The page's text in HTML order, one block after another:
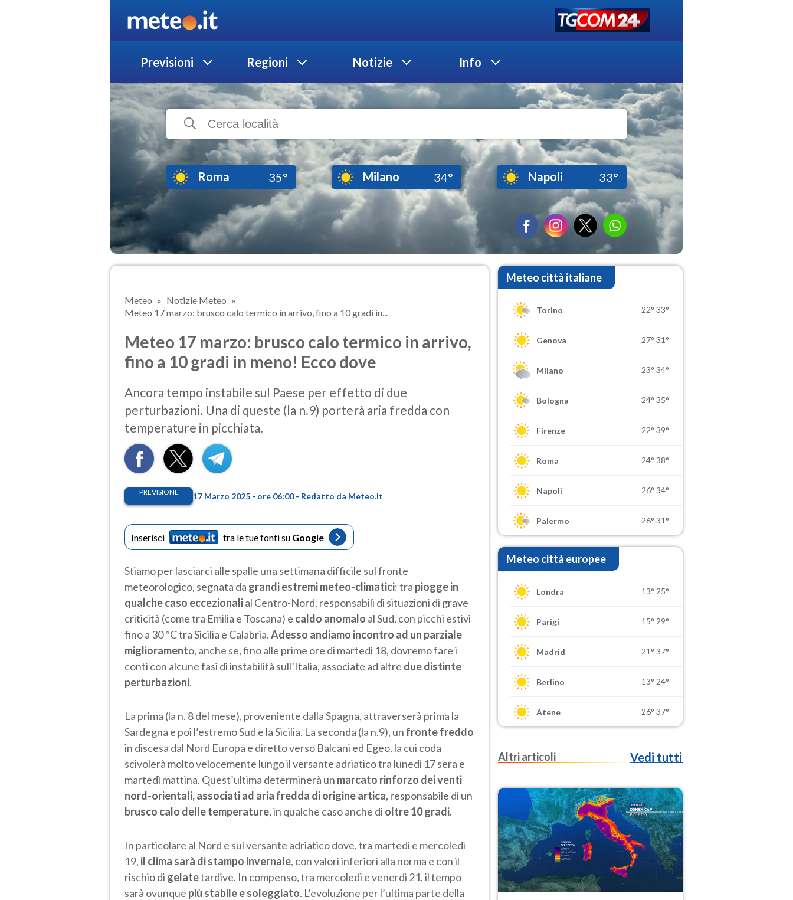
Previsioni Regioni Notizie Info
Roma 35° Milano 34° Napoli 33°
Meteo
Notizie Meteo
Meteo 17 marzo: brusco calo termico in arrivo, fino a 10 gradi in...
Meteo 17 marzo: brusco calo termico in arrivo,
fino a 10 gradi in meno! Ecco dove
Ancora tempo instabile sul Paese per effetto di due
perturbazioni. Una di queste (la n.9) porterà aria fredda con
temperature in picchiata.
PREVISIONE 17 Marzo 2025 - ore 06:00 - Redatto da Meteo.it
Inserisci tra le tue fonti su Google
Stiamo per lasciarci alle spalle una settimana difficile sul fronte
meteorologico, segnata da grandi estremi meteo-climatici: tra piogge in
qualche caso eccezionalial Centro-Nord, responsabili di situazioni di grave
criticità (come tra Emilia e Toscana) e caldo anomalo al Sud, con picchi estivi
fino a 30 °C tra Sicilia e Calabria.Adesso andiamo incontro ad un parziale
miglioramento, anche se, fino alle prime ore di martedì 18, dovremo fare i
conti con alcune fasi di instabilità sull’Italia, associate ad altre due distinte
perturbazioni.
La prima (la n. 8 del mese), proveniente dalla Spagna, attraverserà prima la
Sardegna e poi l’estremo Sud e la Sicilia. La seconda (la n.9), un fronte freddo
in discesa dal Nord Europa e diretto verso Balcani ed Egeo, la cui coda
scivolerà molto velocemente lungo il versante adriatico tra lunedì 17 sera e
martedì mattina. Quest’ultima determinerà un marcato rinforzo dei venti
nord-orientali, associati ad aria fredda di origine artica, responsabile di un
brusco calo delle temperature, in qualche caso anche di oltre 10 gradi.
In particolare al Nord e sul versante adriatico dove, tra martedì e mercoledì
19, il clima sarà di stampo invernale, con valori inferiori alla norma e con il
rischio di gelatetardive. In compenso, tra mercoledì e venerdì 21, il tempo
sarà ovunque più stabile e soleggiato. L’evoluzione per l’ultima parte della
Meteo città italiane
Torino 22° 33°
Genova 27° 31°
Milano 23° 34°
Bologna 24° 35°
Firenze 22° 39°
Roma 24° 38°
Napoli 26° 34°
Palermo 26° 31°
Meteo città europee
Londra 13° 25°
Parigi 15° 29°
Madrid 21° 37°
Berlino 13° 24°
Atene 26° 37°
Altri articoli Vedi tutti